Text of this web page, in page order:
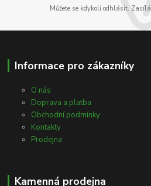
Můžete se kdykoli odhlásit.
Informace pro zákazníky
O nás
Doprava a platba
Obchodní podmínky
Kontakty
Prodejna
Kamenná prodejna